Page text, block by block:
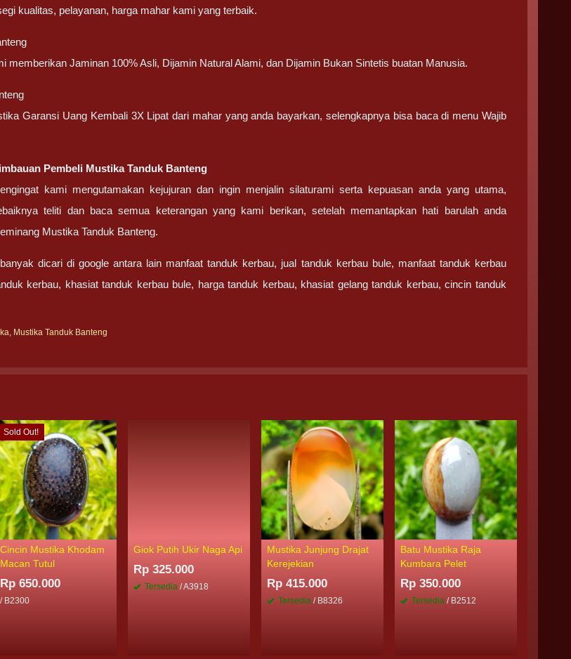
kualitas, pelayanan, harga mahar kami yang terbaik.
memberikan Jaminan 100% Asli, Dijamin Natural Alami, dan Dijamin Bukan Sintetis buatan Manusia.
Garansi Uang Kembali 3X Lipat dari mahar yang anda bayarkan, selengkapnya bisa baca di menu Wajib
Pembeli Mustika Tanduk Banteng
kami mengutamakan kejujuran dan ingin menjalin silaturami serta kepuasan anda yang utama,
teliti dan baca semua keterangan yang kami berikan, setelah memantapkan hati barulah anda
Mustika Tanduk Banteng.
dicari di google antara lain manfaat tanduk kerbau, jual tanduk kerbau bule, manfaat tanduk kerbau
kerbau, khasiat tanduk kerbau bule, harga tanduk kerbau, khasiat gelang tanduk kerbau, cincin tanduk
, Mustika Tanduk Banteng
Sold Out!
Cincin Mustika Khodam
Macan Tutul
Rp 650.000
/ B2300
Giok Putih Ukir Naga Api
Rp 325.000
Tersedia / A3918
Mustika Junjung Drajat
Kerejekian
Rp 415.000
Tersedia / B8326
Batu Mustika Raja
Kumbara Pelet
Rp 350.000
Tersedia / B2512